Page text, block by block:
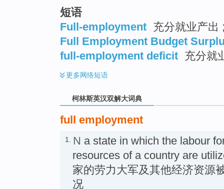
短语
Full-employment 充分就业产出
Full Employment Budget
full-employment deficit 充分就
更多网络短语
柯林斯英汉双解大词典
full employment
1. N a state in which the labour
resources of a country are
家的劳力大军及其他经济资源
况